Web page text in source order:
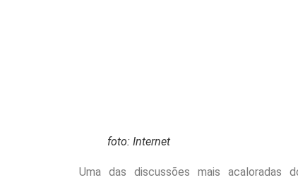
foto: Internet
Uma das discussões mais acaloradas